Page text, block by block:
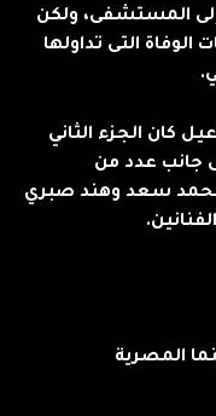
المستشفى، ولكن
التى تداولها
كان الجزء الثاني
جانب عدد من
سعد وهند صبري
المصرية